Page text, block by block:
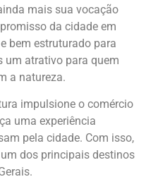
mais sua vocação
da cidade em
bem estruturado para
um atrativo para quem
a natureza.
impulsione o comércio
uma experiência
pela cidade. Com isso,
dos principais destinos